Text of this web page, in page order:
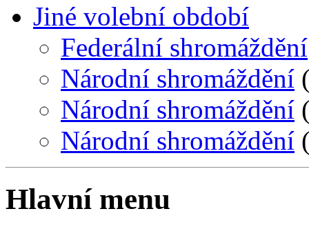
Jiné volební období
Federální shromáždění
Národní shromáždění
Národní shromáždění
Národní shromáždění
Hlavní menu